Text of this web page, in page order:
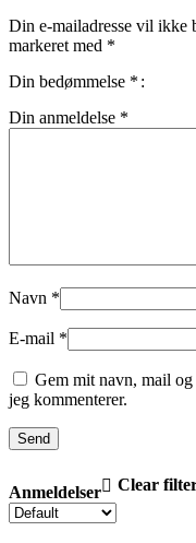
Anmeldelser Clear
Din e-mailadresse vil ikke
markeret med *
Din bedømmelse *
Din anmeldelse *
Navn *
E-mail *
Gem mit navn, mail
jeg kommenterer.